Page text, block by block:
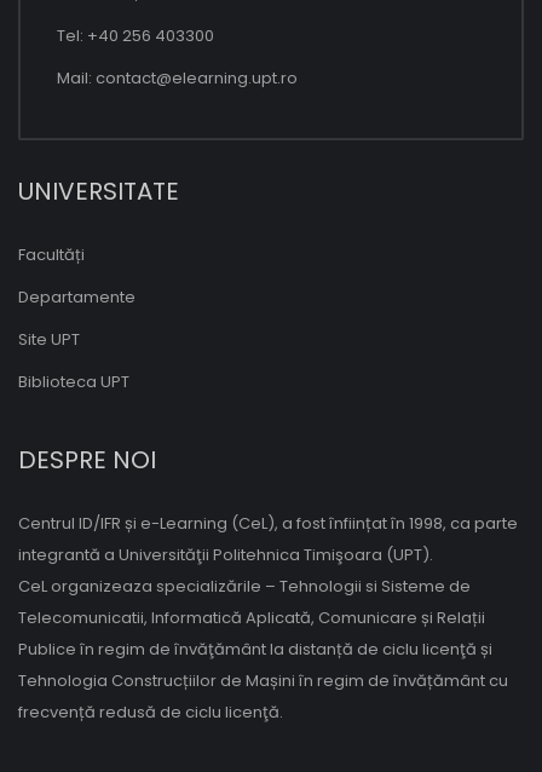
Tel: +40 256 403300
Mail: contact@elearning.upt.ro
UNIVERSITATE
Facultăți
Departamente
Site UPT
Biblioteca UPT
DESPRE NOI
Centrul ID/IFR și e-Learning (CeL), a fost înființat în 1998, ca parte
integrantă a Universităţii Politehnica Timişoara (UPT).
CeL organizeaza specializările – Tehnologii si Sisteme de
Telecomunicatii, Informatică Aplicată, Comunicare și Relații
Publice în regim de învăţământ la distanță de ciclu licenţă și
Tehnologia Construcțiilor de Mașini în regim de învățământ cu
frecvență redusă de ciclu licenţă.